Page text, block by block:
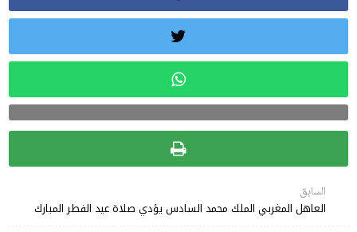
السابق
العاهل المغربي الملك محمد السادس يؤدي صلاة عيد الفطر المبارك